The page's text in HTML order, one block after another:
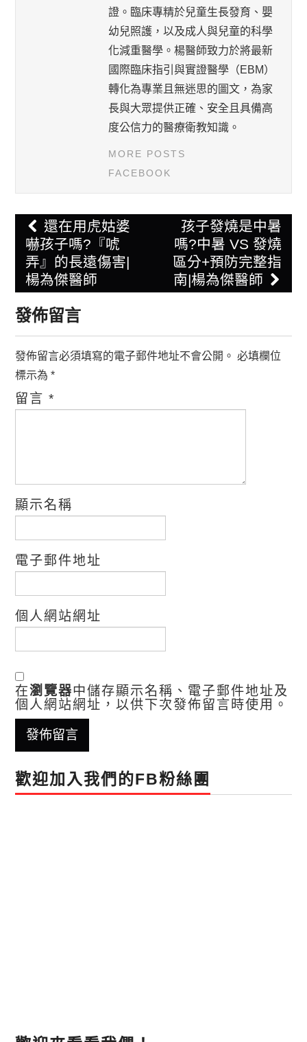
證。臨床專精於兒童生長發育、嬰
幼兒照護，以及成人與兒童的科學
化減重醫學。楊醫師致力於將最新
國際臨床指引與實證醫學（EBM）
轉化為專業且無迷思的圖文，為家
長與大眾提供正確、安全且具備高
度公信力的醫療衛教知識。
MORE POSTS
FACEBOOK
Post
navigation
還在用虎姑婆
嚇孩子嗎?『唬
弄』的長遠傷害|
楊為傑醫師
孩子發燒是中暑
嗎?中暑 VS 發燒
區分+預防完整指
南|楊為傑醫師
發佈留言
發佈留言必須填寫的電子郵件地址不會公開。 必填欄位
標示為*
留言*
顯示名稱
電子郵件地址
個人網站網址
在瀏覽器中儲存顯示名稱、電子郵件地址及
個人網站網址，以供下次發佈留言時使用。
歡迎加入我們的FB粉絲團